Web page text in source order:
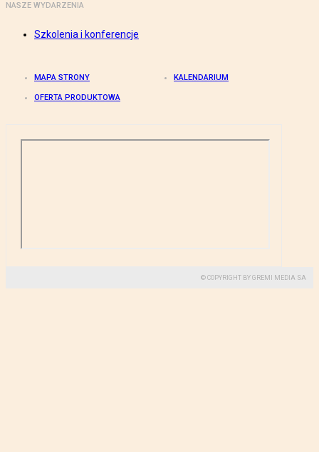
NASZE WYDARZENIA
Szkolenia i konferencje
MAPA STRONY KALENDARIUM
OFERTA PRODUKTOWA
© COPYRIGHT BY GREMI MEDIA SA